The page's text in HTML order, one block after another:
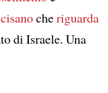
cheriguarda
di Israele. Una